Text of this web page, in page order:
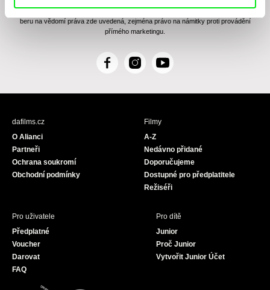
Zásady zpracování osobních údajů, textu rozumím a souhlasím s ním, přičemž
beru na vědomí práva zde uvedená, zejména právo na námitky proti provádění
přímého marketingu.
F
c
I
s
Y
u
dafilms.cz
O Alianci
Partneři
Ochrana soukromí
Obchodní podmínky
Filmy
A-Z
Nedávno přidané
Doporučujeme
Dostupné pro předplatitele
Režiséři
Pro uživatele
Předplatné
Voucher
Darovat
FAQ
Pro dítě
Junior
Proč Junior
Vytvořit Junior Účet